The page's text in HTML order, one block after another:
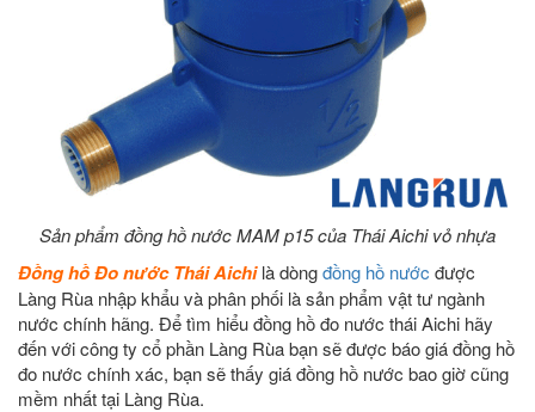
Sản phẩm đồng hồ nước MAM p15 của Thái Aichi vỏ nhựa
Đồng hồ Đo nước Thái Aichilà dòngđồng hồ nước được
Làng Rùa nhập khẩu và phân phối là sản phẩm vật tư ngành
nước chính hãng. Để tìm hiểu đồng hồ đo nước thái Aichi hãy
đến với công ty cổ phần Làng Rùa bạn sẽ được báo giá đồng hồ
đo nước chính xác, bạn sẽ thấy giá đồng hồ nước bao giờ cũng
mềm nhất tại Làng Rùa.